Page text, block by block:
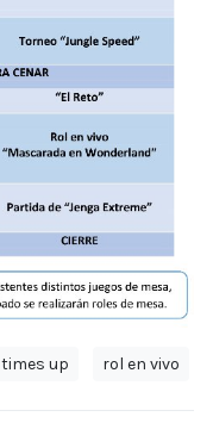
times up rol en vivo